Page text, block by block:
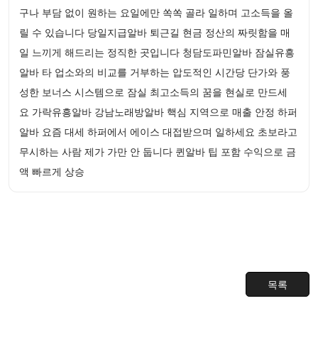
구나 부담 없이 원하는 요일에만 쏙쏙 골라 일하며 고소득을 올
릴 수 있습니다 당일지급알바 퇴근길 현금 정산의 짜릿함을 매
일 느끼게 해드리는 정직한 곳입니다 청담도파민알바 잠실유흥
알바 타 업소와의 비교를 거부하는 압도적인 시간당 단가와 풍
성한 보너스 시스템으로 잠실 최고소득의 꿈을 현실로 만드세
요 가락유흥알바 강남노래방알바 핵심 지역으로 매출 안정 하퍼
알바 요즘 대세 하퍼에서 에이스 대접받으며 일하세요 초보라고
무시하는 사람 제가 가만 안 둡니다 퀸알바 팁 포함 수익으로 금
액 빠르게 상승
목록